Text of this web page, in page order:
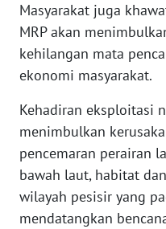
Masyarakat juga
MRP akan
kehilangan mata
ekonomi masyarakat.
Kehadiran eksploitasi
menimbulkan
pencemaran perairan
bawah laut, habitat
wilayah pesisir yang
mendatangkan
WN
RIAU
SERAMBI
WN
JAMBI
WN